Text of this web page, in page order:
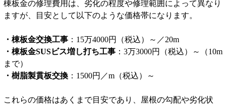
棟板金の修理費用は、劣化の程度や修理範囲によって異なり
ますが、目安として以下のような価格帯になります。
・棟板金交換工事 ：15万4000円（税込）～／20m
・棟板金SUSビス増し打ち工事 ：3万3000円（税込）～（10m
まで）
・樹脂製貫板交換 ：1500円／m（税込）～
これらの価格はあくまで目安であり、屋根の勾配や劣化状